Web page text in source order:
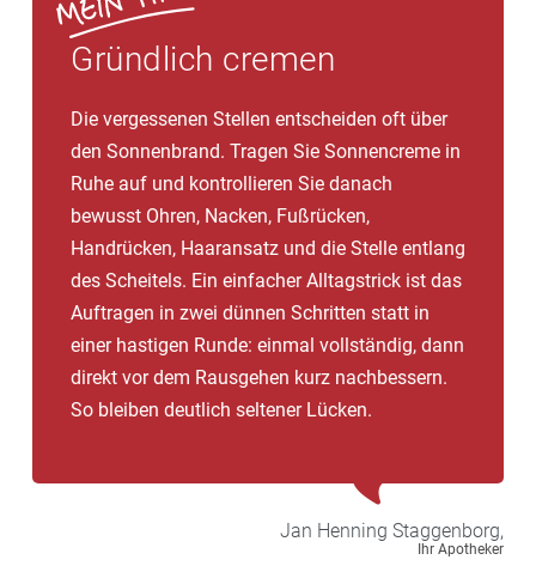
Gründlich cremen
Die vergessenen Stellen entscheiden oft über
den Sonnenbrand. Tragen Sie Sonnencreme in
Ruhe auf und kontrollieren Sie danach
bewusst Ohren, Nacken, Fußrücken,
Handrücken, Haaransatz und die Stelle entlang
des Scheitels. Ein einfacher Alltagstrick ist das
Auftragen in zwei dünnen Schritten statt in
einer hastigen Runde: einmal vollständig, dann
direkt vor dem Rausgehen kurz nachbessern.
So bleiben deutlich seltener Lücken.
Jan Henning Staggenborg,
Ihr Apotheker